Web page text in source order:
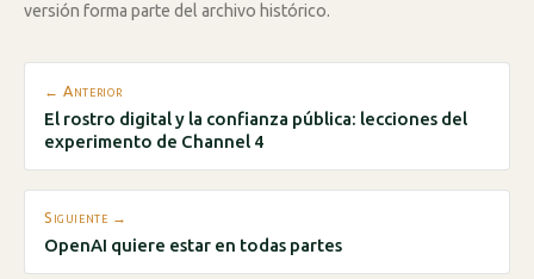
versión forma parte del archivo histórico.
← Anterior
El rostro digital y la confianza pública: lecciones del
experimento de Channel 4
Siguiente →
OpenAI quiere estar en todas partes